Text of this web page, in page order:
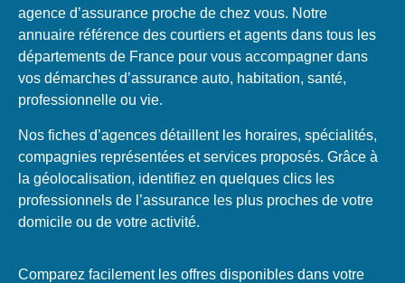
agence d’assurance proche de chez vous. Notre
annuaire référence des courtiers et agents dans tous les
départements de France pour vous accompagner dans
vos démarches d’assurance auto, habitation, santé,
professionnelle ou vie.
Nos fiches d’agences détaillent les horaires, spécialités,
compagnies représentées et services proposés. Grâce à
la géolocalisation, identifiez en quelques clics les
professionnels de l’assurance les plus proches de votre
domicile ou de votre activité.
Comparez facilement les offres disponibles dans votre